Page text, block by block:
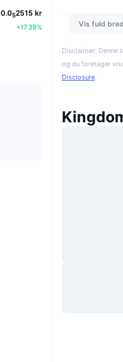
0.052515 kr
+17.39% Vis fuld
Disclaimer: Denne
og du foretager
Disclosure.